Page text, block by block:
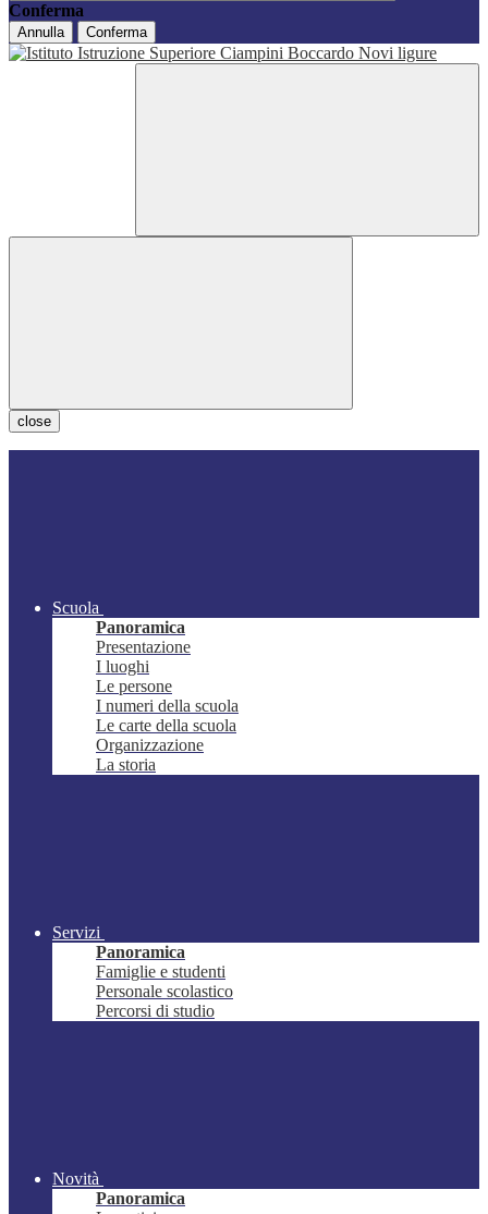
Conferma
Annulla Conferma
close
Scuola
Panoramica
Presentazione
I luoghi
Le persone
I numeri della scuola
Le carte della scuola
Organizzazione
La storia
Servizi
Panoramica
Famiglie e studenti
Personale scolastico
Percorsi di studio
Novità
Panoramica